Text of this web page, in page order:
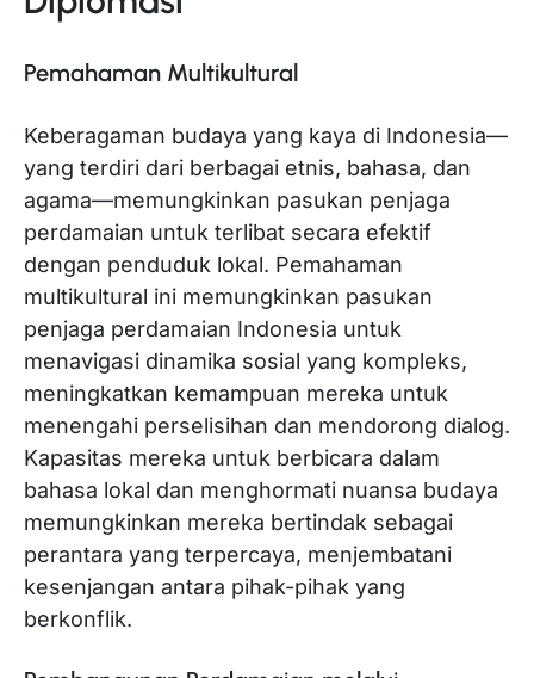
Pemahaman Multikultural
Keberagaman budaya yang kaya di Indonesia—
yang terdiri dari berbagai etnis, bahasa, dan
agama—memungkinkan pasukan penjaga
perdamaian untuk terlibat secara efektif
dengan penduduk lokal. Pemahaman
multikultural ini memungkinkan pasukan
penjaga perdamaian Indonesia untuk
menavigasi dinamika sosial yang kompleks,
meningkatkan kemampuan mereka untuk
menengahi perselisihan dan mendorong dialog.
Kapasitas mereka untuk berbicara dalam
bahasa lokal dan menghormati nuansa budaya
memungkinkan mereka bertindak sebagai
perantara yang terpercaya, menjembatani
kesenjangan antara pihak-pihak yang
berkonflik.